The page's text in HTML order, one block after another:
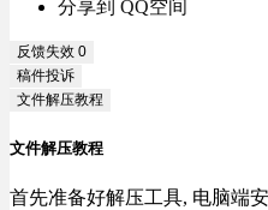
分享到 QQ空间
反馈失效 0
稿件投诉
文件解压教程
文件解压教程
首先准备好解压工具, 电脑端